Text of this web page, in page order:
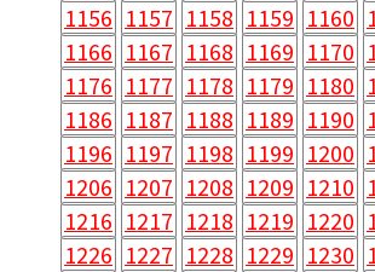
1156 1157 1158 1159 1160
1166 1167 1168 1169 1170
1176 1177 1178 1179 1180
1186 1187 1188 1189 1190
1196 1197 1198 1199 1200
1206 1207 1208 1209 1210
1216 1217 1218 1219 1220
1226 1227 1228 1229 1230